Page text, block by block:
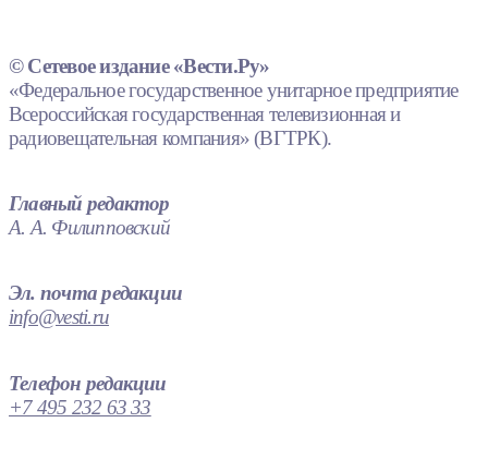
© Сетевое издание «Вести.Ру»
«Федеральное государственное унитарное предприятие
Всероссийская государственная телевизионная и
радиовещательная компания» (ВГТРК).
Главный редактор
А. А. Филипповский
Эл. почта редакции
info@vesti.ru
Телефон редакции
+7 495 232 63 33